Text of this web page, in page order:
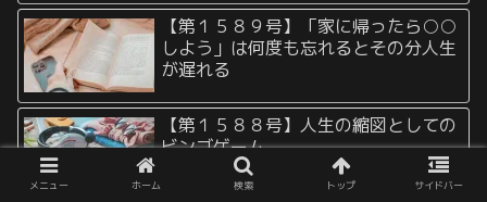
【第１５８９号】「家に帰ったら○○
しよう」は何度も忘れるとその分人生
が遅れる
【第１５８８号】人生の縮図としての
ビンゴゲーム
メニュー ホーム 検索 トップ サイドバー